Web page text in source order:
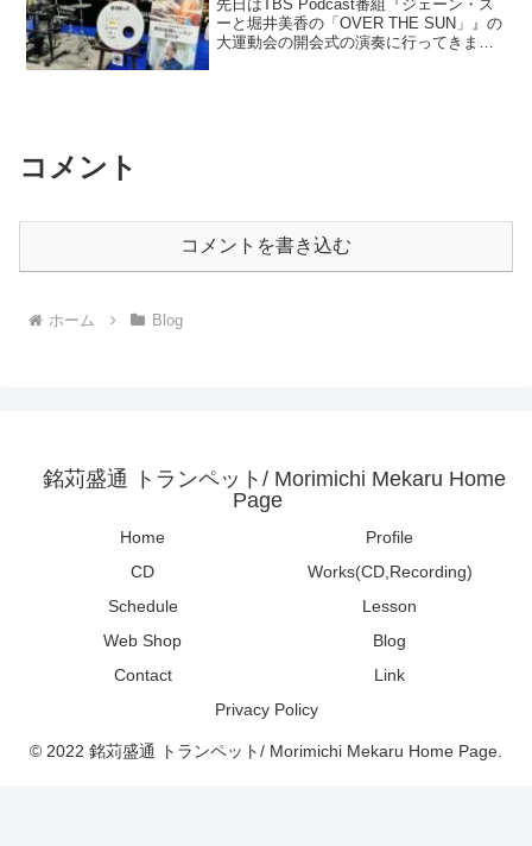
先日はTBS Podcast番組『ジェーン・ス
ーと堀井美香の「OVER THE SUN」』の
大運動会の開会式の演奏に行ってきまし
コメント
コメントを書き込む
ホーム Blog
銘苅盛通 トランペット/ Morimichi Mekaru Home
Page
Home
Profile
CD
Works(CD,Recording)
Schedule
Lesson
Web Shop
Blog
Contact
Link
Privacy Policy
© 2022 銘苅盛通 トランペット/ Morimichi Mekaru Home Page.